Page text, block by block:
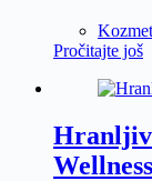
Pročitajte još
Wellness